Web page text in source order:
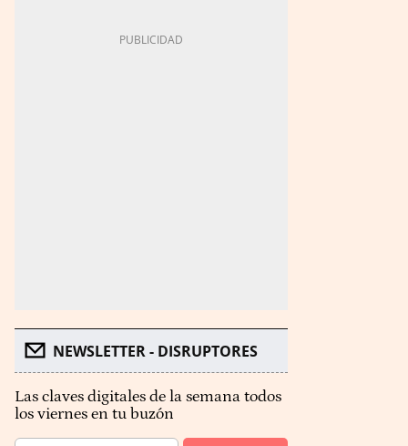
NEWSLETTER - DISRUPTORES
Las claves digitales de la semana todos
los viernes en tu buzón